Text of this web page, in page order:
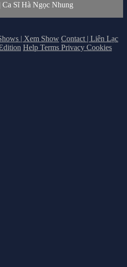
Sĩ Hà Ngọc Nhung
| Xem Show Contact | Liên Lạc
Help Terms Privacy Cookies